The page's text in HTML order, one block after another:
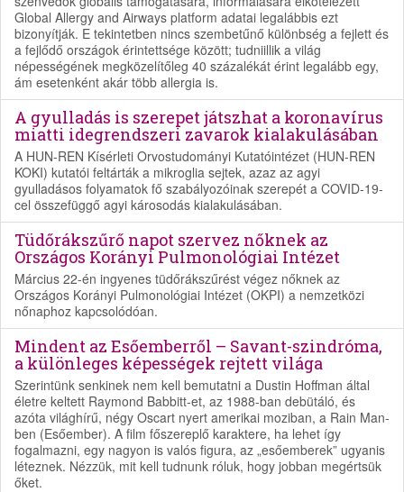
Global Allergy and Airways platform adatai legalábbis ezt
bizonyítják. E tekintetben nincs szembetűnő különbség a fejlett és
a fejlődő országok érintettsége között; tudniillik a világ
népességének megközelítőleg 40 százalékát érint legalább egy,
ám esetenként akár több allergia is.
A gyulladás is szerepet játszhat a koronavírus
miatti idegrendszeri zavarok kialakulásában
A HUN-REN Kísérleti Orvostudományi Kutatóintézet (HUN-REN
KOKI) kutatói feltárták a mikroglia sejtek, azaz az agyi
gyulladásos folyamatok fő szabályozóinak szerepét a COVID-19-
cel összefüggő agyi károsodás kialakulásában.
Tüdőrákszűrő napot szervez nőknek az
Országos Korányi Pulmonológiai Intézet
Március 22-én ingyenes tüdőrákszűrést végez nőknek az
Országos Korányi Pulmonológiai Intézet (OKPI) a nemzetközi
nőnaphoz kapcsolódóan.
Mindent az Esőemberről – Savant-szindróma,
a különleges képességek rejtett világa
Szerintünk senkinek nem kell bemutatni a Dustin Hoffman által
életre keltett Raymond Babbitt-et, az 1988-ban debütáló, és
azóta világhírű, négy Oscart nyert amerikai moziban, a Rain Man-
ben (Esőember). A film főszereplő karaktere, ha lehet így
fogalmazni, egy nagyon is valós figura, az „esőemberek” ugyanis
léteznek. Nézzük, mit kell tudnunk róluk, hogy jobban megértsük
őket.